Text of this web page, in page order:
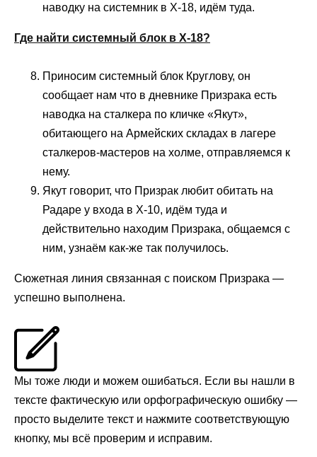
наводку на системник в X-18, идём туда.
Где найти системный блок в X-18?
Приносим системный блок Круглову, он
сообщает нам что в дневнике Призрака есть
наводка на сталкера по кличке «Якут»,
обитающего на Армейских складах в лагере
сталкеров-мастеров на холме, отправляемся к
нему.
Якут говорит, что Призрак любит обитать на
Радаре у входа в X-10, идём туда и
действительно находим Призрака, общаемся с
ним, узнаём как-же так получилось.
Сюжетная линия связанная с поиском Призрака —
успешно выполнена.
Мы тоже люди и можем ошибаться. Если вы нашли в
тексте фактическую или орфографическую ошибку —
просто выделите текст и нажмите соответствующую
кнопку, мы всё проверим и исправим.